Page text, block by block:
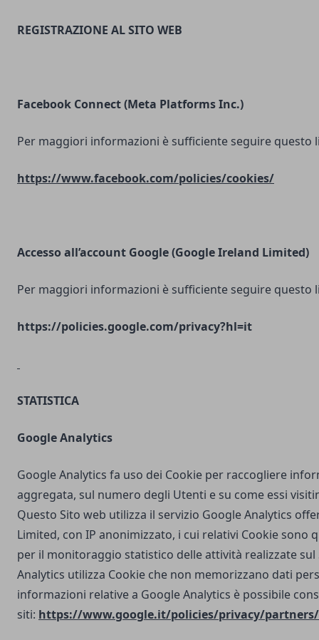
REGISTRAZIONE AL SITO WEB
Facebook Connect (Meta Platforms Inc.)
Per maggiori informazioni è sufficiente seguire questo
https://www.facebook.com/policies/cookies/
Accesso all’account Google (Google Ireland Limited)
Per maggiori informazioni è sufficiente seguire questo
https://policies.google.com/privacy?hl=it
STATISTICA
Google Analytics
Google Analytics fa uso dei Cookie per raccogliere
aggregata, sul numero degli Utenti e su come essi
Questo Sito web utilizza il servizio Google Analytics
Limited, con IP anonimizzato, i cui relativi Cookie sono
per il monitoraggio statistico delle attività realizzate sul
Analytics utilizza Cookie che non memorizzano dati
informazioni relative a Google Analytics è possibile
siti: https://www.google.it/policies/privacy/partners/